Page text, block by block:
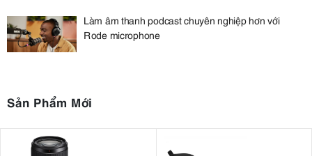
Làm âm thanh podcast chuyên nghiệp hơn với
Rode microphone
Sản Phẩm Mới